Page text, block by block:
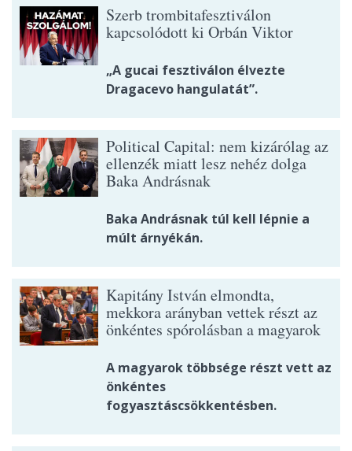
Szerb trombitafesztiválon
kapcsolódott ki Orbán Viktor
„A gucai fesztiválon élvezte
Dragacevo hangulatát”.
Political Capital: nem kizárólag az
ellenzék miatt lesz nehéz dolga
Baka Andrásnak
Baka Andrásnak túl kell lépnie a
múlt árnyékán.
Kapitány István elmondta,
mekkora arányban vettek részt az
önkéntes spórolásban a magyarok
A magyarok többsége részt vett az
önkéntes
fogyasztáscsökkentésben.